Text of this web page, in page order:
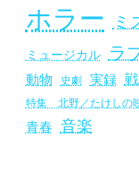
ホラー ミ
ミュージカル ラ
動物 史劇 実録
特集 北野／たけしの
青春 音楽